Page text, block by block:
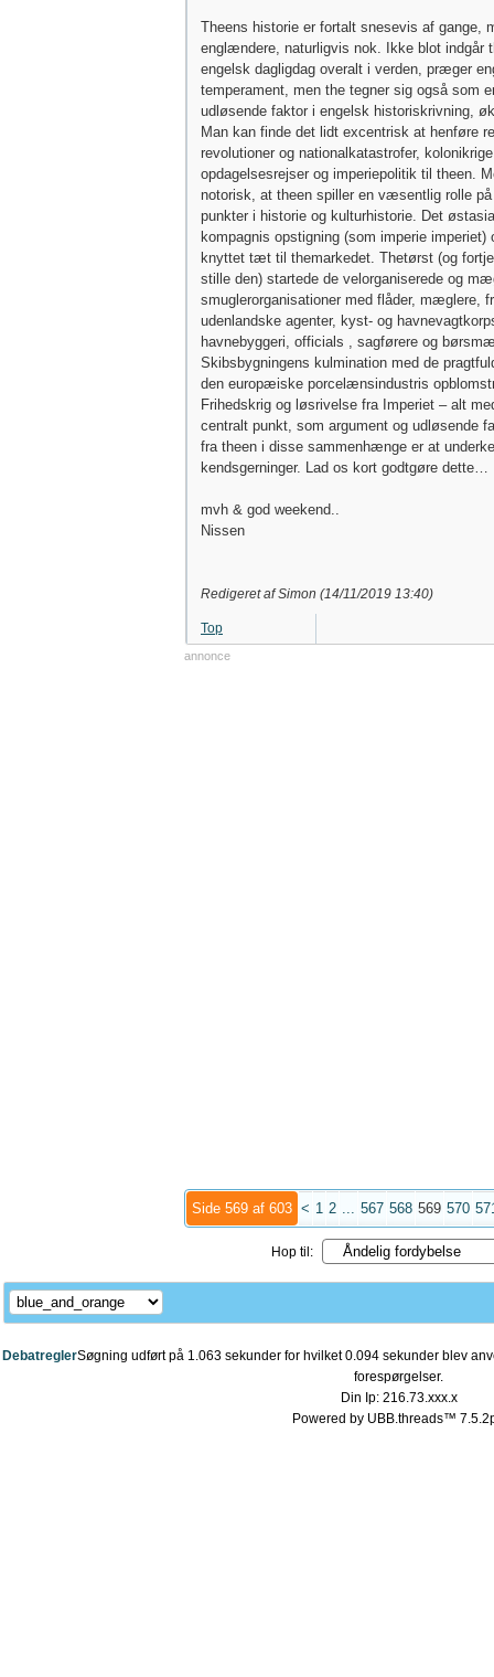
Theens historie er fortalt snesevis af gange,
englændere, naturligvis nok. Ikke blot indgår
engelsk dagligdag overalt i verden, præger
temperament, men the tegner sig også som
udløsende faktor i engelsk historiskrivning,
Man kan finde det lidt excentrisk at henføre
revolutioner og nationalkatastrofer,
opdagelsesrejser og imperiepolitik til theen.
notorisk, at theen spiller en væsentlig rolle
punkter i historie og kulturhistorie. Det
kompagnis opstigning (som imperie imperiet)
knyttet tæt til themarkedet. Thetørst (og
stille den) startede de velorganiserede og
smuglerorganisationer med flåder, mæglere,
udenlandske agenter, kyst- og
havnebyggeri, officials , sagførere og
Skibsbygningens kulmination med de
den europæiske porcelænsindustris
Frihedskrig og løsrivelse fra Imperiet – alt
centralt punkt, som argument og udløsende
fra theen i disse sammenhænge er at
kendsgerninger. Lad os kort godtgøre dette…
mvh & god weekend..
Nissen
Redigeret af Simon (14/11/2019 13:40)
Top
annonce
Side 569 af 603 < 1 2 ... 567 568 569 570
Hop til:
DebatreglerSøgning udført på 1.063 sekunder for hvilket 0.094 sekunder blev
forespørgelser.
Din Ip: 216.73.xxx.x
Powered by UBB.threads™